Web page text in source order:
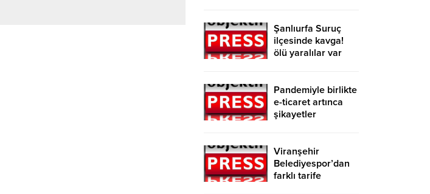
Şanlıurfa Suruç
ilçesinde kavga!
ölü yaralılar var
Pandemiyle birlikte
e-ticaret artınca
şikayetler
Viranşehir
Belediyespor’dan
farklı tarife